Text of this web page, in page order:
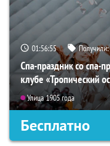
01:56:53 Получили:
Спа-праздник со спа-
клубе «Тропический
Улица 1905 года
Бесплатно